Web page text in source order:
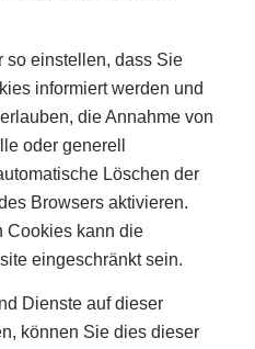
so einstellen, dass Sie
informiert werden und
die Annahme von
oder generell
Löschen der
Browsers aktivieren.
Cookies kann die
eingeschränkt sein.
Dienste auf dieser
können Sie dies dieser